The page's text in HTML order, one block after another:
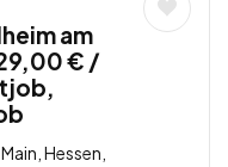
am
€ /
Hessen,